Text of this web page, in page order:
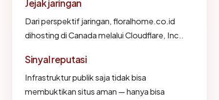
Jejak jaringan
Dari perspektif jaringan, floralhome.co.id
dihosting di Canada melalui Cloudflare, Inc..
Sinyal reputasi
Infrastruktur publik saja tidak bisa
membuktikan situs aman — hanya bisa